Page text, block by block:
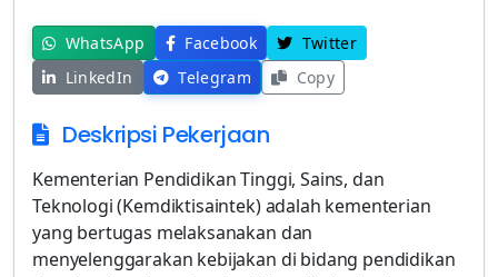
WhatsApp Facebook
Twitter
LinkedIn
Telegram Copy
Deskripsi Pekerjaan
Kementerian Pendidikan Tinggi, Sains, dan
Teknologi (Kemdiktisaintek) adalah kementerian
yang bertugas melaksanakan dan
menyelenggarakan kebijakan di bidang pendidikan